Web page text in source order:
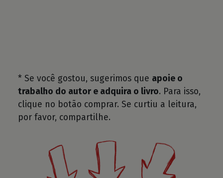
* Se você gostou, sugerimos que apoie o
trabalho do autor e adquira o livro. Para isso,
clique no botão comprar. Se curtiu a leitura,
por favor, compartilhe.